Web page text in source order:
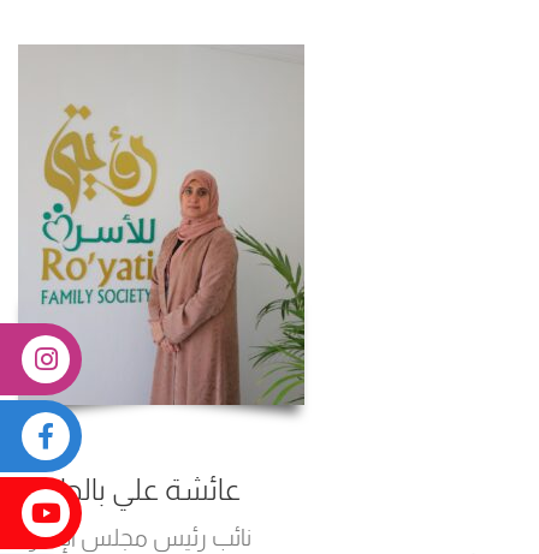
عائشة علي بالجافلة
نائب رئيس مجلس الإدارة